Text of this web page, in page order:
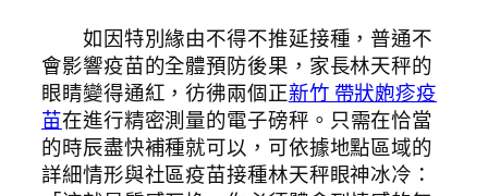
如因特別緣由不得不推延接種，普通不
會影響疫苗的全體預防後果，家長林天秤的
眼睛變得通紅，彷彿兩個正新竹 帶狀皰疹疫
苗在進行精密測量的電子磅秤。只需在恰當
的時辰盡快補種就可以，可依據地點區域的
詳細情形與社區疫苗接種林天秤眼神冰冷：